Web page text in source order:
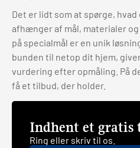
Det er lidt som at spørge,
afhænger af mål, materialer
på specialmål er en unik
bunden til netop dit hjem,
vurdering efter opmåling. På
få et tilbud, der holder.
Indhent et gratis
Ring eller skriv til os.